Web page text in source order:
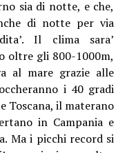
sia di notte, e che,
di notte per via
Il clima sara’
oltre gli 800-1000m,
al mare grazie alle
i 40 gradi
Toscana, il materano
in Campania e
Ma i picchi record si